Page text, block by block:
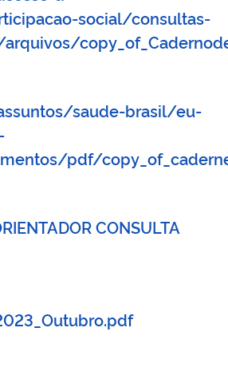
social/consultas-
saude-brasil/eu-
pdf/
CONSULTA